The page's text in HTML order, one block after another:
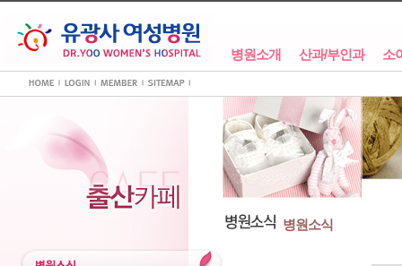
병원소개 산과/부인과 소
병원소식